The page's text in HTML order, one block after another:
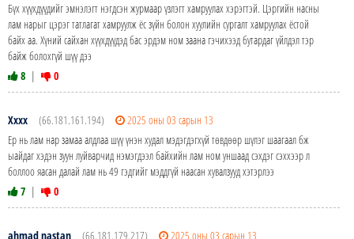
Бүх хүүхдүүдийг эмнэлэгт нэгдсэн журмаар үзлэгт хамруулах хэрэгтэй. Цэргийн насны
лам нарыг цэрэг татлагат хамруулж ёс зүйн болон хуулийн сургалт хамруулах ёстой
байх аа. Хүний сайхан хүүхдүүдэд бас эрдэм ном заана гэчихээд бутардаг үйлдэл тэр
байж болохгүй шүү дээ
8 | 0
Хххх (66.181.161.194)
2025 оны 03 сарын 13
Ер нь лам нар замаа алдлаа шүү үнэн худал мэдэгдэгхүй төвдөөр шүлэг шаагаал бж
ыайдаг хэдэн зуун луйварчид нэмэгдээл байхийн лам ном уншаад сэхдэг сэххээр л
боллоо яасан далай лам нь 49 гэдгийг мэддгүй наасан хувалзууд хэтэрлээ
7 | 0
ahmad nastan (66.181.179.217)
2025 оны 03 сарын 13